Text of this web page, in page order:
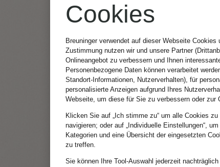
Cookies
Breuninger verwendet auf dieser Webseite Cookies
Zustimmung nutzen wir und unsere Partner
Onlineangebot zu verbessern und Ihnen
Personenbezogene Daten können verarbeitet
Standort-Informationen, Nutzerverhalten), für
personalisierte Anzeigen aufgrund Ihres
Webseite, um diese für Sie zu verbessern oder zur
Klicken Sie auf „Ich stimme zu“ um alle Cookies
navigieren; oder auf „Individuelle Einstellungen“,
Kategorien und eine Übersicht der eingesetzten
zu treffen.
Sie können Ihre Tool-Auswahl jederzeit